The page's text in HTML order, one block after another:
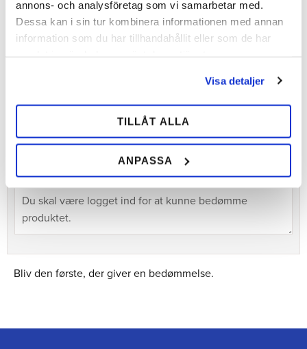
annons- och analysföretag som vi samarbetar med.
Dessa kan i sin tur kombinera informationen med annan
information som du har tillhandahållit eller som de har
Visa detaljer
TILLÅT ALLA
ANPASSA
Bliv den første, der giver en bedømmelse.